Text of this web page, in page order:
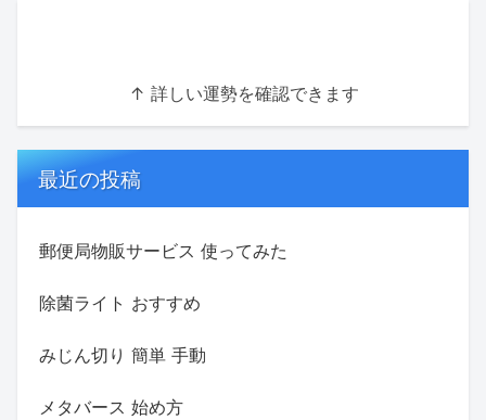
↑ 詳しい運勢を確認できます
最近の投稿
郵便局物販サービス 使ってみた
除菌ライト おすすめ
みじん切り 簡単 手動
メタバース 始め方